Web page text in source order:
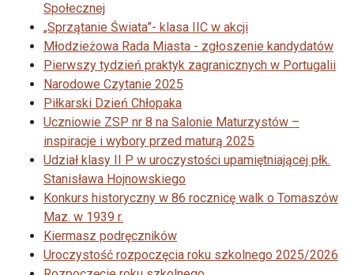
Społecznej
„Sprzątanie Świata”- klasa IIC w akcji
Młodzieżowa Rada Miasta - zgłoszenie kandydatów
Pierwszy tydzień praktyk zagranicznych w Portugalii
Narodowe Czytanie 2025
Piłkarski Dzień Chłopaka
Uczniowie ZSP nr 8 na Salonie Maturzystów –
inspiracje i wybory przed maturą 2025
Udział klasy II P w uroczystości upamiętniającej płk.
Stanisława Hojnowskiego
Konkurs historyczny w 86 rocznicę walk o Tomaszów
Maz. w 1939 r.
Kiermasz podręczników
Uroczystość rozpoczęcia roku szkolnego 2025/2026